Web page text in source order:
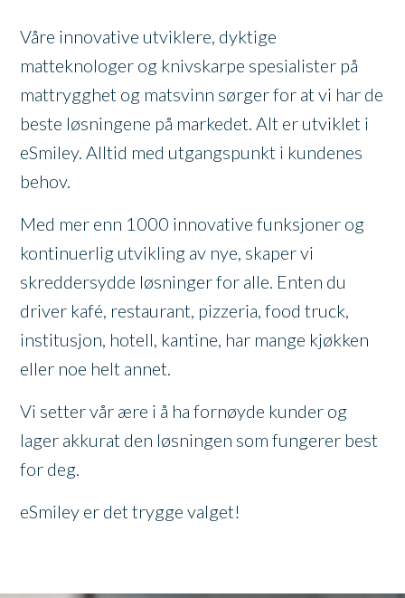
Våre innovative utviklere, dyktige
matteknologer og knivskarpe spesialister på
mattrygghet og matsvinn sørger for at vi har de
beste løsningene på markedet. Alt er utviklet i
eSmiley. Alltid med utgangspunkt i kundenes
behov.
Med mer enn 1000 innovative funksjoner og
kontinuerlig utvikling av nye, skaper vi
skreddersydde løsninger for alle. Enten du
driver kafé, restaurant, pizzeria, food truck,
institusjon, hotell, kantine, har mange kjøkken
eller noe helt annet.
Vi setter vår ære i å ha fornøyde kunder og
lager akkurat den løsningen som fungerer best
for deg.
eSmiley er det trygge valget!